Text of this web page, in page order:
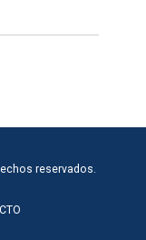
reservados.